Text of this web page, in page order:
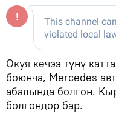
Окуя кечээ түнү
боюнча, Mercedes
абалында болгон.
болгондор бар.